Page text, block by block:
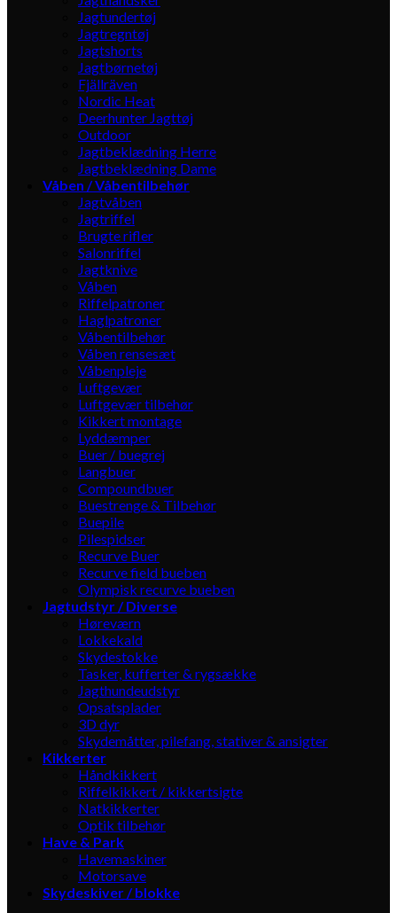
Jagtundertøj
Jagtregntøj
Jagtshorts
Jagtbørnetøj
Fjällräven
Nordic Heat
Deerhunter Jagttøj
Outdoor
Jagtbeklædning Herre
Jagtbeklædning Dame
Våben / Våbentilbehør
Jagtvåben
Jagtriffel
Brugte rifler
Salonriffel
Jagtknive
Våben
Riffelpatroner
Haglpatroner
Våbentilbehør
Våben rensesæt
Våbenpleje
Luftgevær
Luftgevær tilbehør
Kikkert montage
Lyddæmper
Buer / buegrej
Langbuer
Compoundbuer
Buestrenge & Tilbehør
Buepile
Pilespidser
Recurve Buer
Recurve field bueben
Olympisk recurve bueben
Jagtudstyr / Diverse
Høreværn
Lokkekald
Skydestokke
Tasker, kufferter & rygsække
Jagthundeudstyr
Opsatsplader
3D dyr
Skydemåtter, pilefang, stativer & ansigter
Kikkerter
Håndkikkert
Riffelkikkert / kikkertsigte
Natkikkerter
Optik tilbehør
Have & Park
Havemaskiner
Motorsave
Skydeskiver / blokke